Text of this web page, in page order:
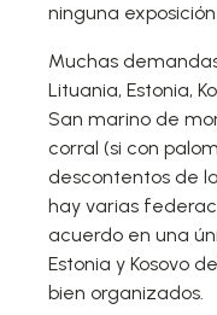
ninguna
Muchas
Lituania, Estonia,
San marino de
corral (si con
descontentos de
hay varias
acuerdo en una
Estonia y Kosovo
bien organizados.